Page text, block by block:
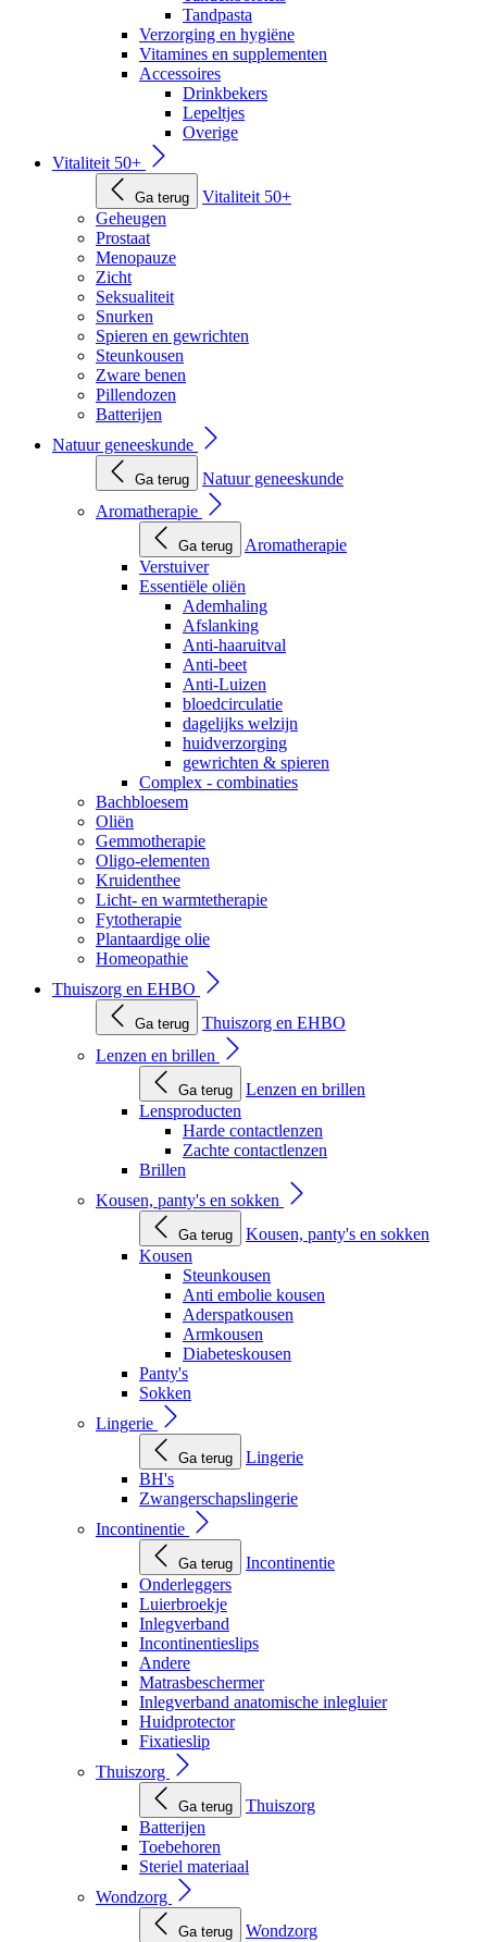
Tandpasta
Verzorging en hygiëne
Vitamines en supplementen
Accessoires
Drinkbekers
Lepeltjes
Overige
Vitaliteit 50+
Ga terug
Vitaliteit 50+
Geheugen
Prostaat
Menopauze
Zicht
Seksualiteit
Snurken
Spieren en gewrichten
Steunkousen
Zware benen
Pillendozen
Batterijen
Natuur geneeskunde
Ga terug
Natuur geneeskunde
Aromatherapie
Ga terug
Aromatherapie
Verstuiver
Essentiële oliën
Ademhaling
Afslanking
Anti-haaruitval
Anti-beet
Anti-Luizen
bloedcirculatie
dagelijks welzijn
huidverzorging
gewrichten & spieren
Complex - combinaties
Bachbloesem
Oliën
Gemmotherapie
Oligo-elementen
Kruidenthee
Licht- en warmtetherapie
Fytotherapie
Plantaardige olie
Homeopathie
Thuiszorg en EHBO
Ga terug
Thuiszorg en EHBO
Lenzen en brillen
Ga terug
Lenzen en brillen
Lensproducten
Harde contactlenzen
Zachte contactlenzen
Brillen
Kousen, panty's en sokken
Ga terug
Kousen, panty's en sokken
Kousen
Steunkousen
Anti embolie kousen
Aderspatkousen
Armkousen
Diabeteskousen
Panty's
Sokken
Lingerie
Ga terug
Lingerie
BH's
Zwangerschapslingerie
Incontinentie
Ga terug
Incontinentie
Onderleggers
Luierbroekje
Inlegverband
Incontinentieslips
Andere
Matrasbeschermer
Inlegverband anatomische inlegluier
Huidprotector
Fixatieslip
Thuiszorg
Ga terug
Thuiszorg
Batterijen
Toebehoren
Steriel materiaal
Wondzorg
Ga terug
Wondzorg